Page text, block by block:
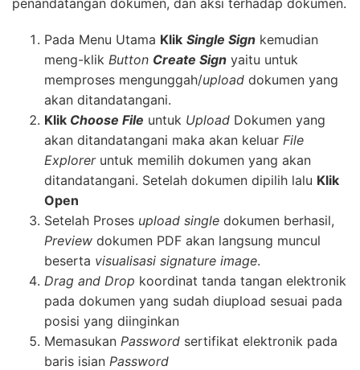
Pada Menu Utama Klik Single Sign kemudian
meng-klik Button Create Sign yaitu untuk
memproses mengunggah/upload dokumen yang
akan ditandatangani.
Klik Choose File untuk Upload Dokumen yang
akan ditandatangani maka akan keluar File
Exploreruntuk memilih dokumen yang akan
ditandatangani. Setelah dokumen dipilih lalu Klik
Open
Setelah Proses upload single dokumen berhasil,
Preview dokumen PDF akan langsung muncul
beserta visualisasi signature image.
Drag and Drop koordinat tanda tangan elektronik
pada dokumen yang sudah diupload sesuai pada
posisi yang diinginkan
Memasukan Password sertifikat elektronik pada
baris isian Password